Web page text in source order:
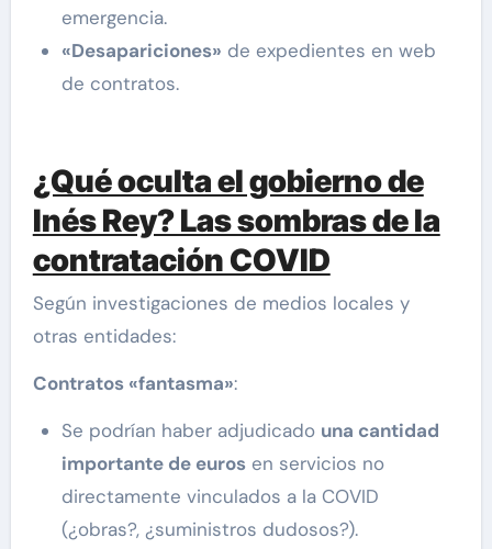
emergencia.
«Desapariciones» de expedientes en web
de contratos.
¿Qué oculta el gobierno de
Inés Rey? Las sombras de la
contratación COVID
Según investigaciones de medios locales y
otras entidades:
Contratos «fantasma»:
Se podrían haber adjudicado una cantidad
importante de eurosen servicios no
directamente vinculados a la COVID
(¿obras?, ¿suministros dudosos?).